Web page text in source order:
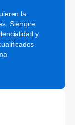
la
Siempre
y